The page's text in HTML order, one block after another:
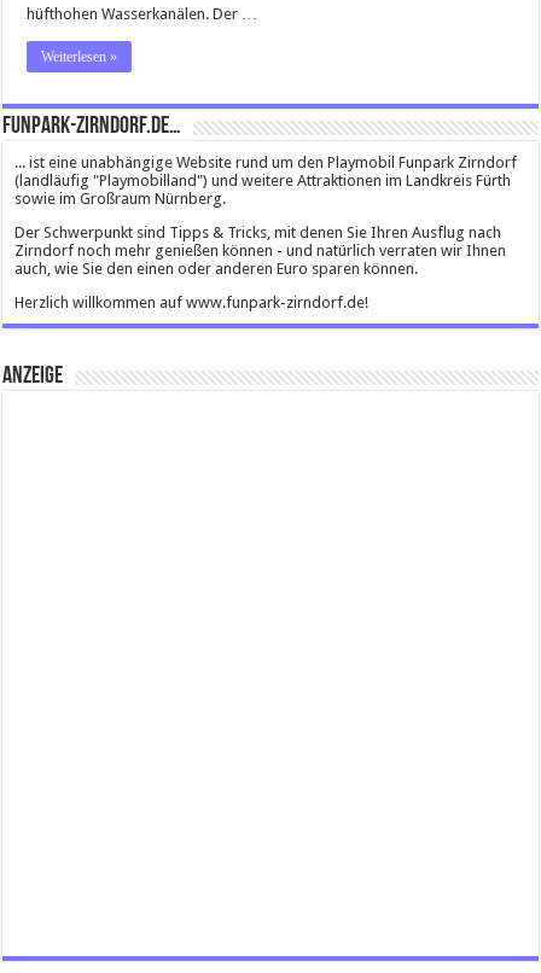
hüfthohen Wasserkanälen. Der …
Weiterlesen »
Funpark-Zirndorf.de…
... ist eine unabhängige Website rund um den Playmobil Funpark Zirndorf
(landläufig "Playmobilland") und weitere Attraktionen im Landkreis Fürth
sowie im Großraum Nürnberg.
Der Schwerpunkt sind Tipps & Tricks, mit denen Sie Ihren Ausflug nach
Zirndorf noch mehr genießen können - und natürlich verraten wir Ihnen
auch, wie Sie den einen oder anderen Euro sparen können.
Herzlich willkommen auf www.funpark-zirndorf.de!
Anzeige